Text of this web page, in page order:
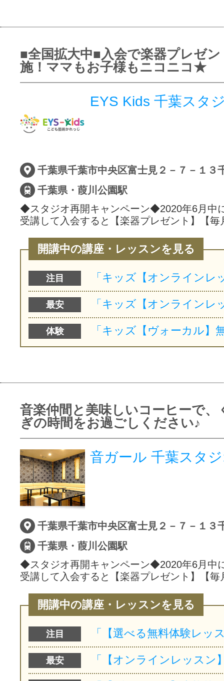
■全国拡大中■入会で楽器プレゼン
施！ママもお子様もニコニコ★
EYS Kids 千葉スタ
千葉県千葉市中央区富士見２－７－１３
千葉県・葭川公園駅
◆スタジオ再開キャンペーン◆2020年6月中
受講して入会すると【楽器プレゼント】【
開講中の講座・レッスンを見る
注目
最安
体験
音楽仲間と美味しいコーヒーで、
ぎの時間をお過ごしください♪
音ガール 千葉スタ
千葉県千葉市中央区富士見２－７－１３
千葉県・葭川公園駅
◆スタジオ再開キャンペーン◆2020年6月中
受講して入会すると【楽器プレゼント】【
開講中の講座・レッスンを見る
注目
最安